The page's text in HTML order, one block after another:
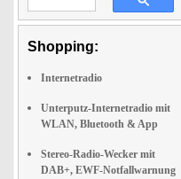
Shopping:
Internetradio
Unterputz-Internetradio mit
WLAN, Bluetooth & App
Stereo-Radio-Wecker mit
DAB+, EWF-Notfallwarnung